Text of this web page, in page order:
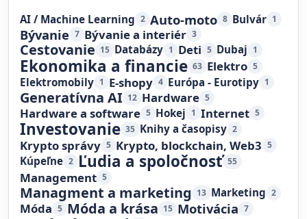
AI / Machine Learning 2 Auto-moto 8 Bulvár 1
Bývanie 7 Bývanie a interiér 3
Cestovanie 15 Databázy 1 Deti 5 Dubaj 1
Ekonomika a financie 63 Elektro 5
Elektromobily 1 E-shopy 4 Európa - Eurotipy 1
Generatívna AI 12 Hardware 5
Hardware a software 5 Hokej 1 Internet 5
Investovanie 35 Knihy a časopisy 2
Krypto správy 5 Krypto, blockchain, Web3 5
Kúpeľne 2 Ľudia a spoločnosť 55
Management 5
Managment a marketing 13 Marketing 2
Móda 5 Móda a krása 15 Motivácia 7